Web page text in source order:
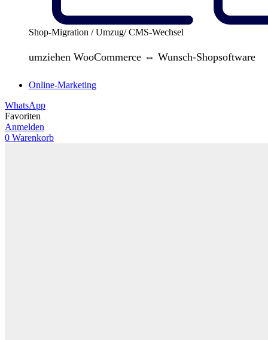
Shop-Migration / Umzug/ CMS-Wechsel
umziehen WooCommerce ⇔ Wunsch-Shopsoftware
Online-Marketing
WhatsApp
Favoriten
Anmelden
0 Warenkorb